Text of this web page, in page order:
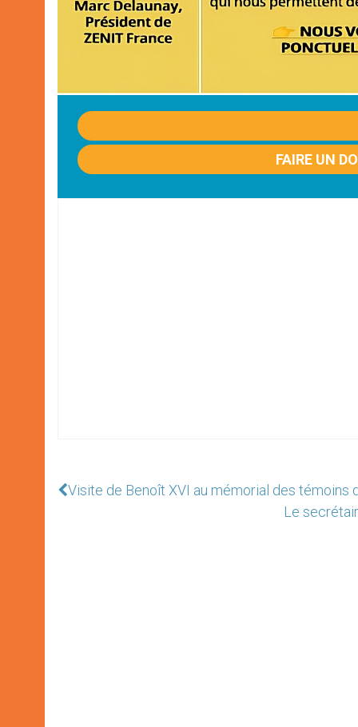
FAIRE UN
Visite de Benoît XVI au mémorial des témoins
Le